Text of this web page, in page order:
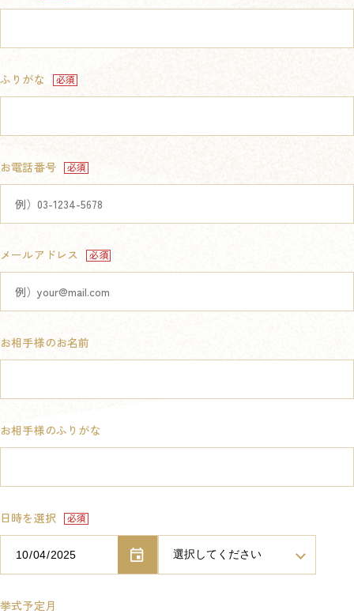
ふりがな
お電話番号
メールアドレス
お相手様のお名前
お相手様のふりがな
日時を選択
挙式予定月